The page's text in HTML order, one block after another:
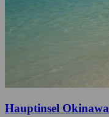
Hauptinsel Okinawa